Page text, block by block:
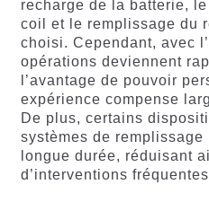
recharge de la batterie,
coil et le remplissage du
choisi. Cependant, avec
opérations deviennent
l’avantage de pouvoir
expérience compense
De plus, certains
systèmes de
longue durée, réduisant
d’interventions